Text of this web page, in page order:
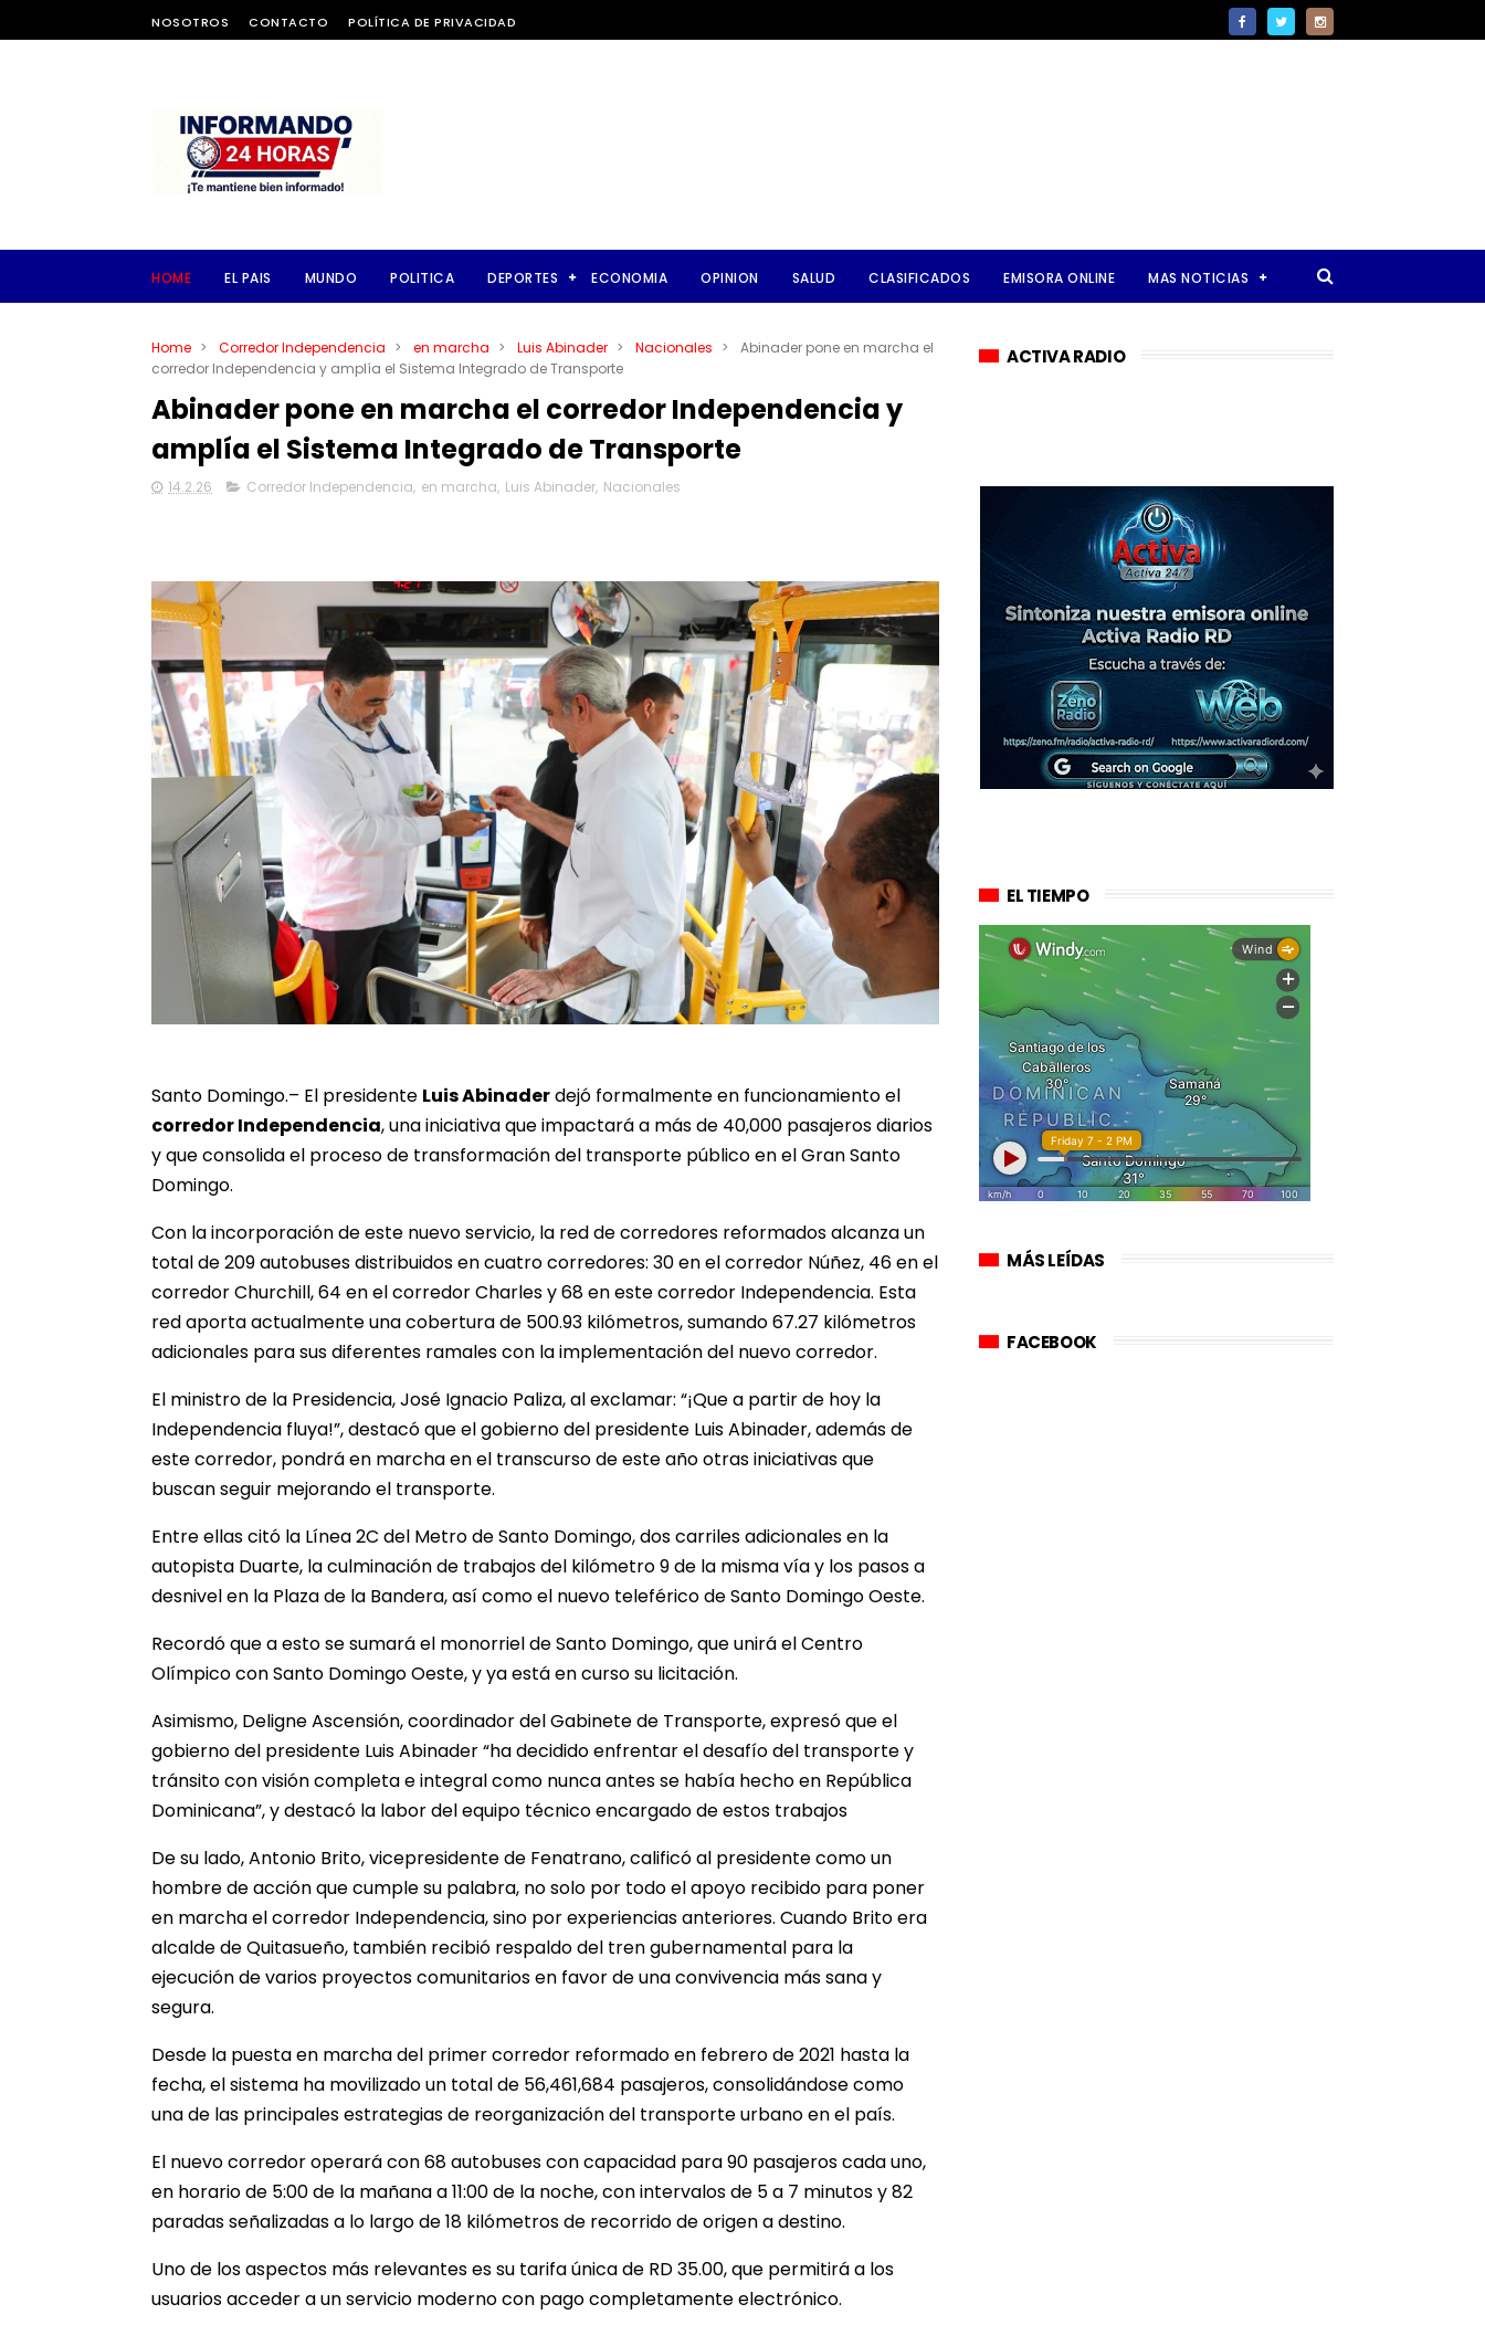
NOSOTROS CONTACTO POLÍTICA DE PRIVACIDAD
HOME EL PAIS MUNDO POLITICA DEPORTES ECONOMIA OPINION SALUD CLASIFICADOS EMISORA ONLINE MAS NOTICIAS
Home > Corredor Independencia > en marcha > Luis Abinader > Nacionales >
Abinader pone en marcha el
corredor Independencia y amplía el Sistema Integrado de Transporte
Abinader pone en marcha el corredor Independencia y
amplía el Sistema Integrado de Transporte
14.2.26 Corredor Independencia, en marcha, Luis Abinader, Nacionales
Santo Domingo.– El presidente Luis Abinaderdejó formalmente en funcionamiento el
corredor Independencia, una iniciativa que impactará a más de 40,000 pasajeros diarios
y que consolida el proceso de transformación del transporte público en el Gran Santo
Domingo.
Con la incorporación de este nuevo servicio, la red de corredores reformados alcanza un
total de 209 autobuses distribuidos en cuatro corredores: 30 en el corredor Núñez, 46 en el
corredor Churchill, 64 en el corredor Charles y 68 en este corredor Independencia. Esta
red aporta actualmente una cobertura de 500.93 kilómetros, sumando 67.27 kilómetros
adicionales para sus diferentes ramales con la implementación del nuevo corredor.
El ministro de la Presidencia, José Ignacio Paliza, al exclamar: “¡Que a partir de hoy la
Independencia fluya!”, destacó que el gobierno del presidente Luis Abinader, además de
este corredor, pondrá en marcha en el transcurso de este año otras iniciativas que
buscan seguir mejorando el transporte.
Entre ellas citó la Línea 2C del Metro de Santo Domingo, dos carriles adicionales en la
autopista Duarte, la culminación de trabajos del kilómetro 9 de la misma vía y los pasos a
desnivel en la Plaza de la Bandera, así como el nuevo teleférico de Santo Domingo Oeste.
Recordó que a esto se sumará el monorriel de Santo Domingo, que unirá el Centro
Olímpico con Santo Domingo Oeste, y ya está en curso su licitación.
Asimismo, Deligne Ascensión, coordinador del Gabinete de Transporte, expresó que el
gobierno del presidente Luis Abinader “ha decidido enfrentar el desafío del transporte y
tránsito con visión completa e integral como nunca antes se había hecho en República
Dominicana”, y destacó la labor del equipo técnico encargado de estos trabajos
De su lado, Antonio Brito, vicepresidente de Fenatrano, calificó al presidente como un
hombre de acción que cumple su palabra, no solo por todo el apoyo recibido para poner
en marcha el corredor Independencia, sino por experiencias anteriores. Cuando Brito era
alcalde de Quitasueño, también recibió respaldo del tren gubernamental para la
ejecución de varios proyectos comunitarios en favor de una convivencia más sana y
segura.
Desde la puesta en marcha del primer corredor reformado en febrero de 2021 hasta la
fecha, el sistema ha movilizado un total de 56,461,684 pasajeros, consolidándose como
una de las principales estrategias de reorganización del transporte urbano en el país.
El nuevo corredor operará con 68 autobuses con capacidad para 90 pasajeros cada uno,
en horario de 5:00 de la mañana a 11:00 de la noche, con intervalos de 5 a 7 minutos y 82
paradas señalizadas a lo largo de 18 kilómetros de recorrido de origen a destino.
Uno de los aspectos más relevantes es su tarifa única de RD 35.00, que permitirá a los
usuarios acceder a un servicio moderno con pago completamente electrónico.
ACTIVA RADIO
EL TIEMPO
MÁS LEÍDAS
FACEBOOK